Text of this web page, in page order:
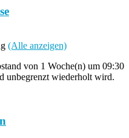
(Alle anzeigen)
von 1 Woche(n) um 09:30
unbegrenzt wiederholt wird.